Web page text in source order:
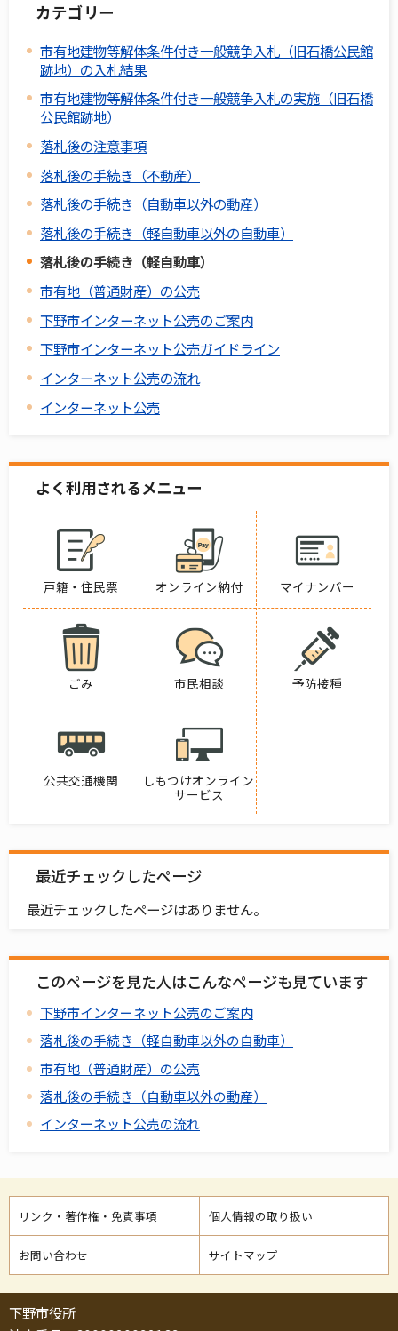
カテゴリー
市有地建物等解体条件付き一般競争入札（旧石橋公民館
跡地）の入札結果
市有地建物等解体条件付き一般競争入札の実施（旧石橋
公民館跡地）
落札後の注意事項
落札後の手続き（不動産）
落札後の手続き（自動車以外の動産）
落札後の手続き（軽自動車以外の自動車）
落札後の手続き（軽自動車）
市有地（普通財産）の公売
下野市インターネット公売のご案内
下野市インターネット公売ガイドライン
インターネット公売の流れ
インターネット公売
よく利用されるメニュー
戸籍・住民票 オンライン納付 マイナンバー
ごみ 市民相談 予防接種
公共交通機関
しもつけオンライン
サービス
最近チェックしたページ
最近チェックしたページはありません。
このページを見た人はこんなページも見ています
下野市インターネット公売のご案内
落札後の手続き（軽自動車以外の自動車）
市有地（普通財産）の公売
落札後の手続き（自動車以外の動産）
インターネット公売の流れ
リンク・著作権・免責事項 個人情報の取り扱い
お問い合わせ サイトマップ
下野市役所